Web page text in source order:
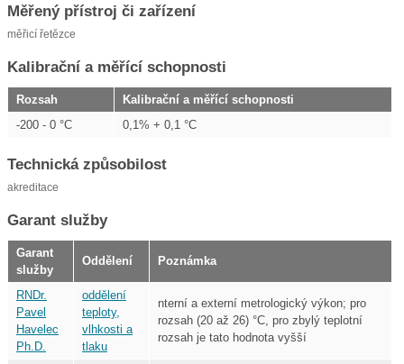
Měřený přístroj či zařízení
měřicí řetězce
Kalibrační a měřící schopnosti
Rozsah
Kalibrační a měřící schopnosti
-200 - 0 °C
0,1% + 0,1 °C
Technická způsobilost
akreditace
Garant služby
Garant
služby
Oddělení Poznámka
RNDr.
Pavel
Havelec
Ph.D.
oddělení
teploty,
vlhkosti a
tlaku
nterní a externí metrologický výkon; pro
rozsah (20 až 26) °C, pro zbylý teplotní
rozsah je tato hodnota vyšší